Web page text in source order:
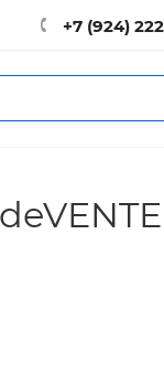
+7 (924)